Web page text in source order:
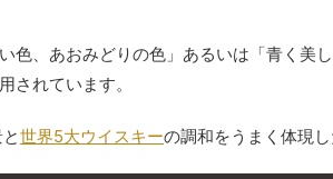
、あおみどりの色」あるいは「青く美
されています。
世界5大ウイスキーの調和をうまく体現